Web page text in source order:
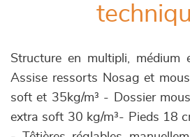
Structure en multipli, médium
Assise ressorts Nosag et
soft et 35kg/m³ - Dossier
extra soft 30 kg/m³- Pieds 18